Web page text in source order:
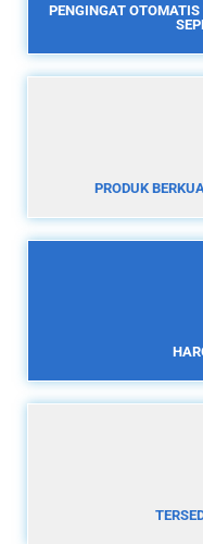
PENGINGAT
PRODUK